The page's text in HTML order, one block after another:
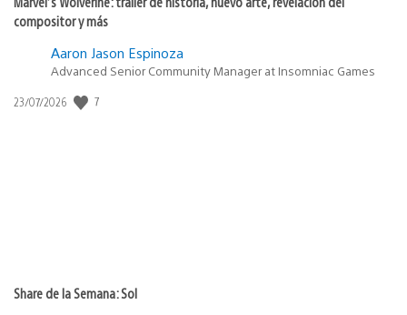
compositor y más
Aaron Jason Espinoza
Advanced Senior Community Manager at Insomniac Games
Fecha
23/07/2026 7
Share de la Semana: Sol